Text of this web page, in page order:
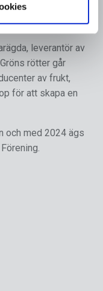
leverantör av
rötter går
av frukt,
för att skapa en
och med 2024 ägs